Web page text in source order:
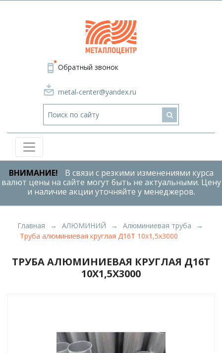
Обратный звонок
metal-center@yandex.ru
ВНИМАНИЕ!
В связи с резкими изменениями курса
валют цены на сайте могут быть не актуальными. Цену
и наличие акции уточняйте у менеджеров.
Главная АЛЮМИНИЙ
Алюминиевая труба
Труба алюминиевая круглая Д16Т 10x1,5x3000
ТРУБА АЛЮМИНИЕВАЯ КРУГЛАЯ Д16Т
10X1,5X3000